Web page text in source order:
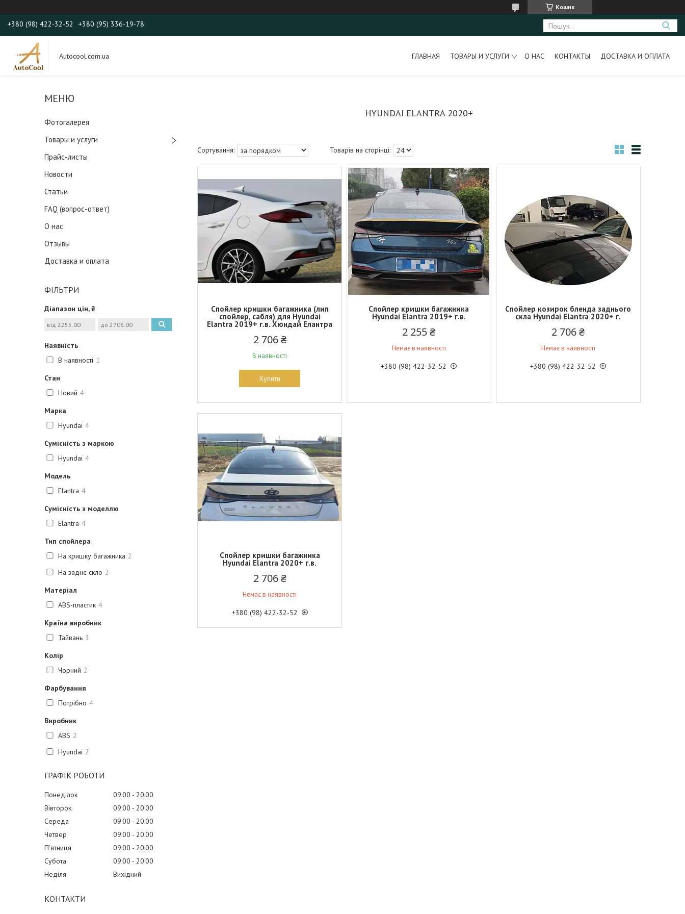
Кошик
+380 (98) 422-32-52 +380 (95) 336-19-78
Autocool.com.ua ГЛАВНАЯ ТОВАРЫ И УСЛУГИ О НАС КОНТАКТЫ ДОСТАВКА И ОПЛАТА
Фотогалерея
Товары и услуги
Прайс-листы
Новости
Статьи
FAQ (вопрос-ответ)
О нас
Отзывы
Доставка и оплата
ФІЛЬТРИ
Діапазон цін, ₴
Наявність
В наявності 1
Стан
Новий 4
Марка
Hyundai 4
Сумісність з маркою
Hyundai 4
Модель
Elantra 4
Сумісність з моделлю
Elantra 4
Тип спойлера
На кришку багажника 2
На заднє скло 2
Матеріал
ABS-пластик 4
Країна виробник
Тайвань 3
Колір
Чорний 2
Фарбування
Потрібно 4
Виробник
ABS 2
Hyundai 2
ГРАФІК РОБОТИ
Понеділок 09:00
20:00
Вівторок
09:00
20:00
Середа
09:00
20:00
Четвер
09:00
20:00
Пʼятниця
09:00
20:00
Субота
09:00
20:00
Неділя
Вихідний
КОНТАКТИ
HYUNDAI ELANTRA 2020+
Спойлер кришки багажника (лип
спойлер, сабля) для Hyundai
Elantra 2019+ г.в. Хюндай Елантра
2 706 ₴
В наявності
Купити
Спойлер кришки багажника
Hyundai Elantra 2019+ г.в.
2 255 ₴
Немає в наявності
+380 (98) 422-32-52
Спойлер козирок бленда заднього
скла Hyundai Elantra 2020+ г.
2 706 ₴
Немає в наявності
+380 (98) 422-32-52
Спойлер кришки багажника
Hyundai Elantra 2020+ г.в.
2 706 ₴
Немає в наявності
+380 (98) 422-32-52